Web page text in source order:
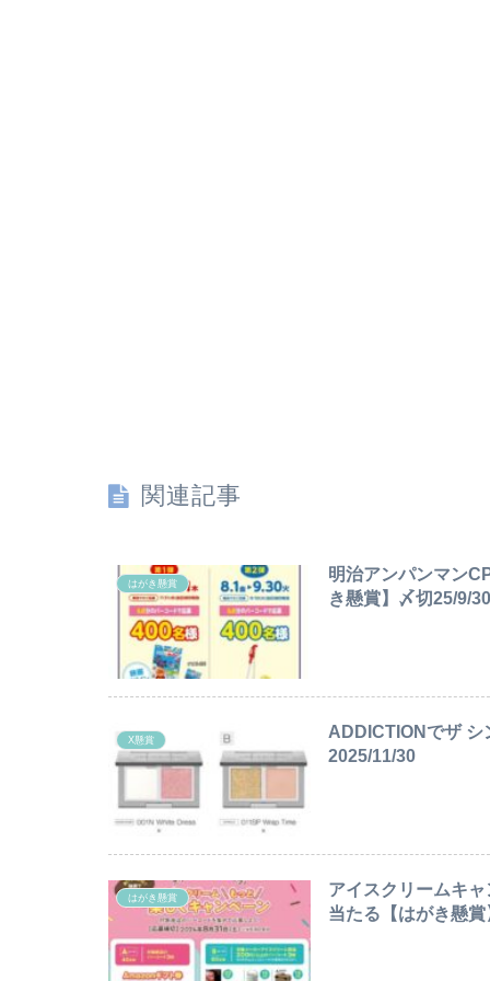
関連記事
はがき懸賞
明治アンパンマン
き懸賞】〆切25/9/
X懸賞
ADDICTIONでザ シ
2025/11/30
はがき懸賞
アイスクリームキ
当たる【はがき懸